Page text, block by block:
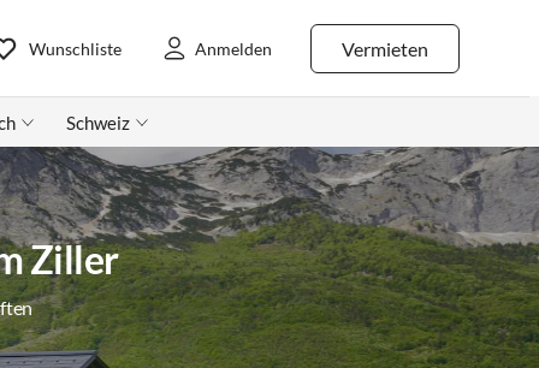
Vermieten
Wunschliste Anmelden
Schweiz
Ziller